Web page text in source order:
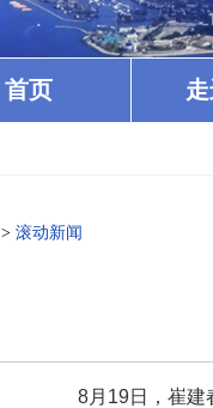
首页
> 滚动新闻
8月19日，崔建春